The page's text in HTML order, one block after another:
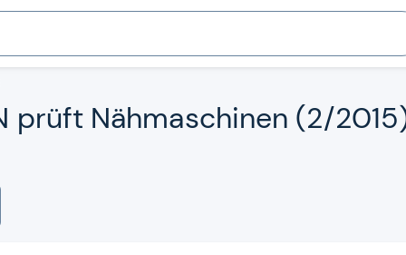
prüft Näh­ma­schi­nen (2/